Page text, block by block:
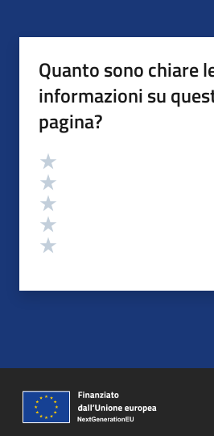
Quanto sono chiare
informazioni su
pagina?
Valutazione